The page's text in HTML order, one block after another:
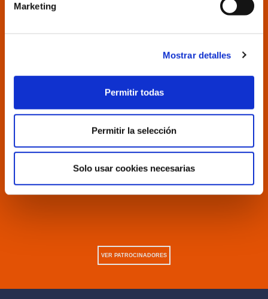
Marketing
Mostrar detalles
Permitir todas
Permitir la selección
Solo usar cookies necesarias
VER PATROCINADORES